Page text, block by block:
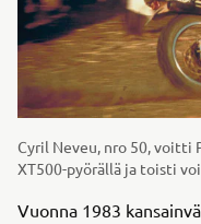
Cyril Neveu, nro 50, voitti
XT500-pyörällä ja toisti
Vuonna 1983